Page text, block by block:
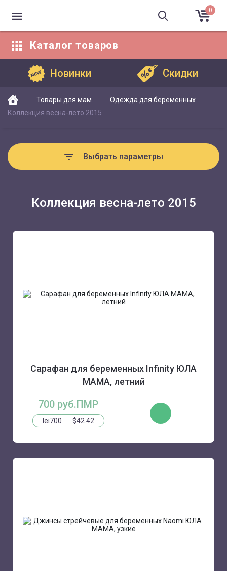
0
Каталог товаров
Новинки Скидки
Товары для мам
Одежда для беременных
Коллекция весна-лето 2015
Выбрать параметры
Коллекция весна-лето 2015
Сарафан для беременных Infinity ЮЛА
МАМА, летний
700 руб.ПМР
lei700 $42.42
КУПИТЬ